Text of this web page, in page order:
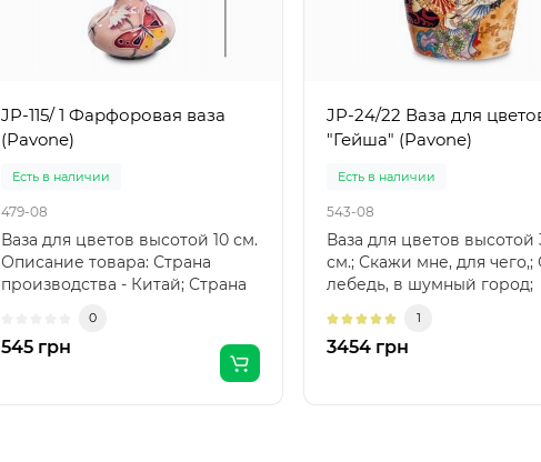
JP-115/ 1 Фарфоровая ваза
(Pavone)
Есть в наличии
479-08
Ваза для цветов высотой 10 см.
Описание товара: Страна
производства - Китай; Страна
0
545 грн
JP-24/22 Ваза для
"Гейша" (Pavone)
Есть в наличии
543-08
Ваза для цветов высотой
см.; Скажи мне, для чего,;
лебедь, в шумный город;
1
3454 грн